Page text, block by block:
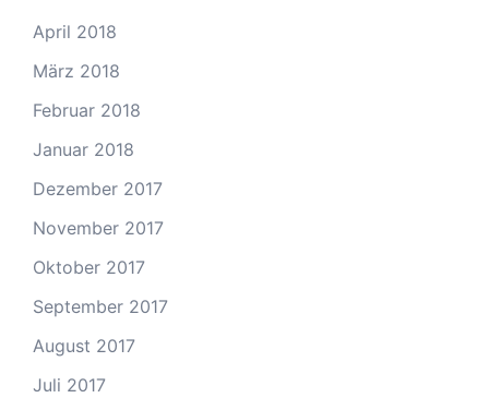
April 2018
März 2018
Februar 2018
Januar 2018
Dezember 2017
November 2017
Oktober 2017
September 2017
August 2017
Juli 2017